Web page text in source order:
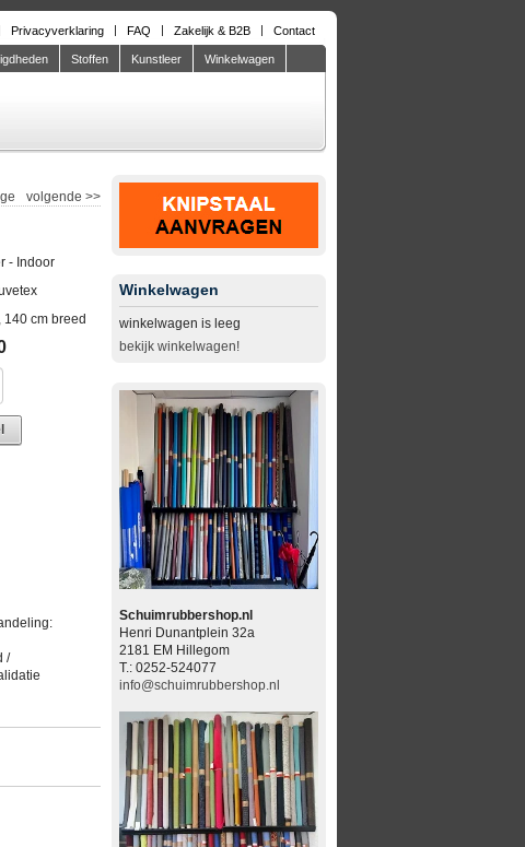
Privacyverklaring FAQ Zakelijk & B2B Contact
Stoffen Kunstleer Winkelwagen
volgende >>
- Indoor
140 cm breed
/
Winkelwagen
winkelwagen is leeg
bekijk winkelwagen!
Schuimrubbershop.nl
Henri Dunantplein 32a
2181 EM Hillegom
T.: 0252-524077
info@schuimrubbershop.nl